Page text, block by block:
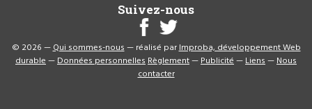
Suivez-nous
© 2026 —Qui sommes-nous— réalisé parImproba, développement Web
durable—Données personnellesRèglement—Publicité—Liens—Nous
contacter